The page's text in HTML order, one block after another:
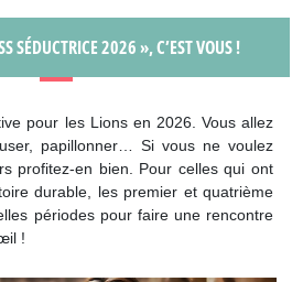
SÉDUCTRICE 2026 », C’EST VOUS !
pour les Lions en 2026. Vous allez
papillonner… Si vous ne voulez
profitez-en bien. Pour celles qui ont
durable, les premier et quatrième
périodes pour faire une rencontre
!